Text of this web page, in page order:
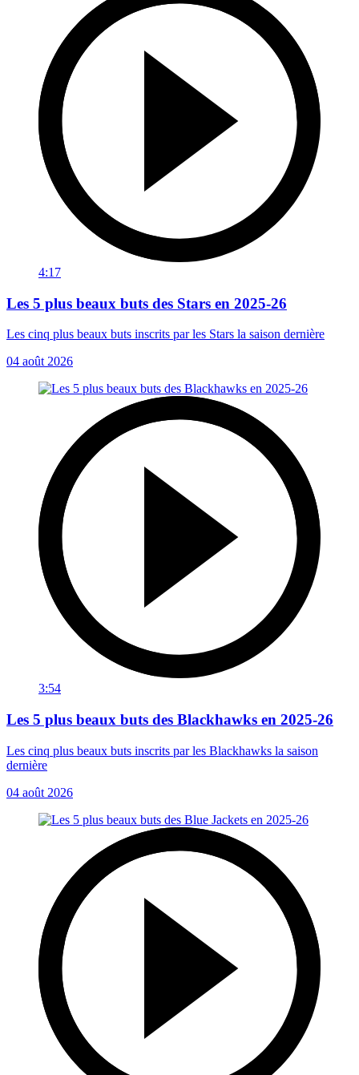
4:17
Les 5 plus beaux buts des Stars en 2025-26
Les cinq plus beaux buts inscrits par les Stars la saison dernière
04 août 2026
3:54
Les 5 plus beaux buts des Blackhawks en 2025-26
Les cinq plus beaux buts inscrits par les Blackhawks la saison
dernière
04 août 2026